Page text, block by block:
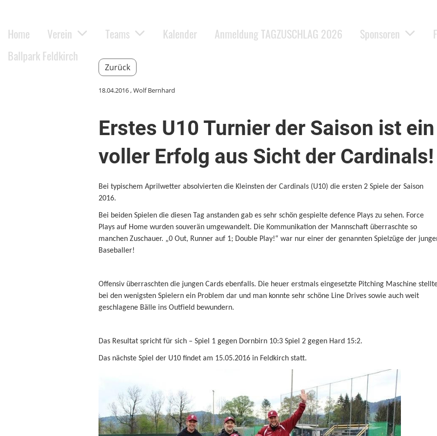
Home Verein Teams Kalender Anmeldung TAGZUSCHLAG 2026 Sponsoren
Ballpark Feldkirch
Zurück
18.04.2016, Wolf Bernhard
Erstes U10 Turnier der Saison ist ein
voller Erfolg aus Sicht der Cardinals!
Bei typischem Aprilwetter absolvierten die Kleinsten der Cardinals (U10) die ersten 2 Spiele der Saison
2016.
Bei beiden Spielen die diesen Tag anstanden gab es sehr schön gespielte defence Plays zu sehen. Force
Plays auf Home wurden souverän umgewandelt. Die Kommunikation der Mannschaft überraschte so
manchen Zuschauer. „0 Out, Runner auf 1; Double Play!“ war nur einer der genannten Spielzüge der
Baseballer!
Offensiv überraschten die jungen Cards ebenfalls. Die heuer erstmals eingesetzte Pitching Maschine
bei den wenigsten Spielern ein Problem dar und man konnte sehr schöne Line Drives sowie auch weit
geschlagene Bälle ins Outfield bewundern.
Das Resultat spricht für sich – Spiel 1 gegen Dornbirn 10:3 Spiel 2 gegen Hard 15:2.
Das nächste Spiel der U10 findet am 15.05.2016 in Feldkirch statt.